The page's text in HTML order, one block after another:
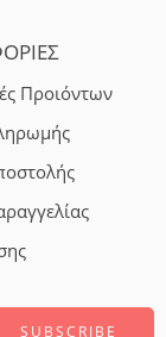
Προιόντων